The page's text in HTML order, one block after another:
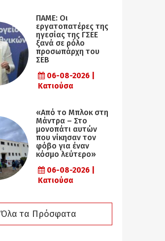
ΠΑΜΕ: Οι
εργατοπατέρες της
ηγεσίας της ΓΣΕΕ
ξανά σε ρόλο
προσωπάρχη του
ΣΕΒ
06-08-2026 |
Κατιούσα
«Από το Μπλοκ στη
Μάντρα – Στο
μονοπάτι αυτών
που νίκησαν τον
φόβο για έναν
κόσμο λεύτερο»
06-08-2026 |
Κατιούσα
Όλα τα Πρόσφατα